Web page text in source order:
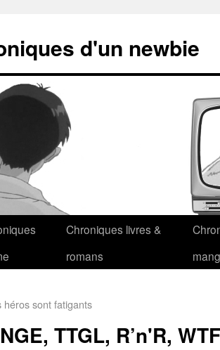
d'un newbie
Chroniques livres &
romans
héros sont fatigants
TTGL, R’n'R, WTF